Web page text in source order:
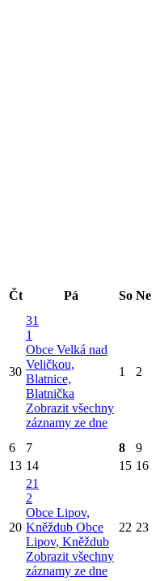
Čt Pá So Ne
30
31
1
Obce Velká nad
Veličkou,
Blatnice,
Blatnička
Zobrazit všechny
záznamy ze dne
1 2
6 7 8
9
13 14 15 16
20
21
2
Obce Lipov,
Kněždub Obce
Lipov, Kněždub
Zobrazit všechny
záznamy ze dne
22 23